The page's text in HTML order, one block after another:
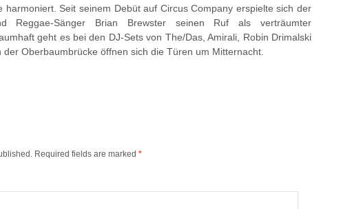
harmoniert. Seit seinem Debüt auf Circus Company erspielte sich der
Reggae-Sänger Brian Brewster seinen Ruf als verträumter
geht es bei den DJ-Sets von The/Das, Amirali, Robin Drimalski
der Oberbaumbrücke öffnen sich die Türen um Mitternacht.
Required fields are marked *